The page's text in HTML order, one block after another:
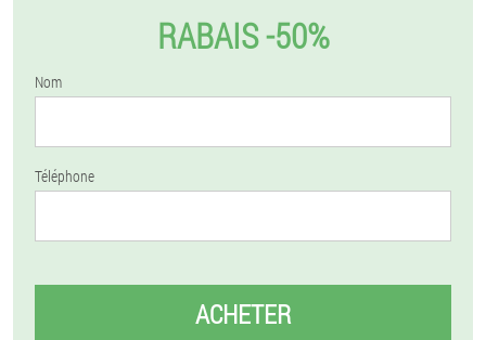
RABAIS -50%
Nom
Téléphone
ACHETER